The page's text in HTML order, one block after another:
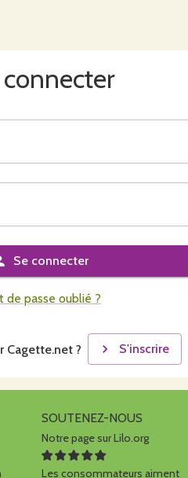
connecter
Se connecter
de passe oublié ?
Cagette.net ? S'inscrire
SOUTENEZ-NOUS
Notre page sur Lilo.org
Les consommateurs aiment